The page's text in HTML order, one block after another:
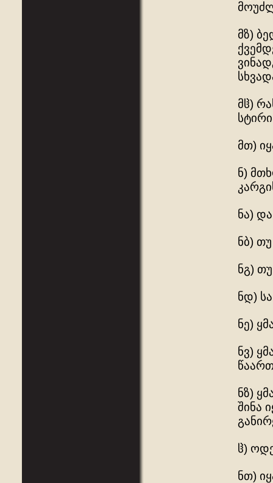
მზ)
მჱ)
მთ)
ნ)
ნა)
ნბ)
ნგ)
ნდ)
ნე)
ნვ)
ნზ)
შინა
ჱ)
ნთ)